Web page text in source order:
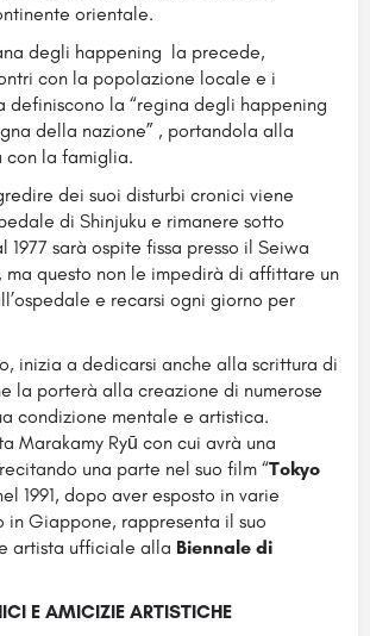
orientale.
degli happening la precede,
con la popolazione locale e i
definiscono la “regina degli happening
della nazione” , portandola alla
con la famiglia.
dei suoi disturbi cronici viene
di Shinjuku e rimanere sotto
1977 sarà ospite fissa presso il Seiwa
ma questo non le impedirà di affittare un
e recarsi ogni giorno per
inizia a dedicarsi anche alla scrittura di
la porterà alla creazione di numerose
condizione mentale e artistica.
Marakamy Ryū con cui avrà una
una parte nel suo film “Tokyo
1991, dopo aver esposto in varie
Giappone, rappresenta il suo
artista ufficiale alla Biennale di
E AMICIZIE ARTISTICHE